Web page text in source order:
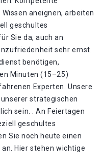
aneignen, arbeiten
geschultes
Sie da, auch an
sehr ernst.
benötigen,
Minuten (15–25)
Experten. Unsere
strategischen
sein. . An Feiertagen
geschultes
Sie noch heute einen
Hier stehen wichtige